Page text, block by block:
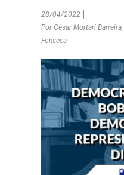
28/04/2022
Por César Mortari Barreira,
Fonseca